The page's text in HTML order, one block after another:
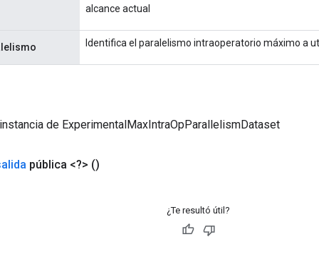
alcance actual
Identifica el paralelismo intraoperatorio máximo a
de ExperimentalMaxIntraOpParallelismDataset
pública <?> ()
¿Te resultó útil?